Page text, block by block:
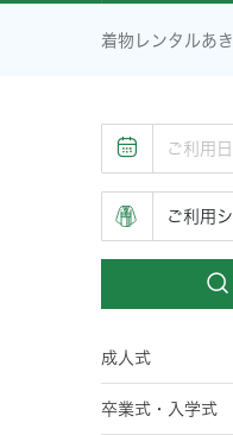
着物レンタルあき
成人式
卒業式・入学式